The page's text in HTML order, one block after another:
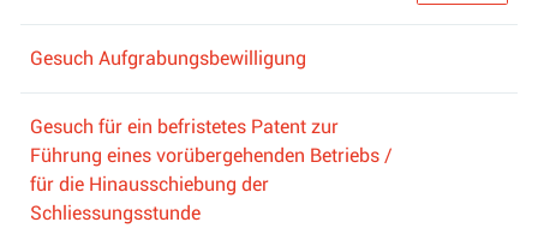
Gesuch Aufgrabungsbewilligung
Gesuch für ein befristetes Patent zur
Führung eines vorübergehenden Betriebs /
für die Hinausschiebung der
Schliessungsstunde